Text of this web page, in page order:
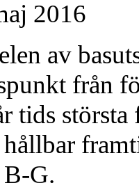
2016
av
från
tids
B-G.